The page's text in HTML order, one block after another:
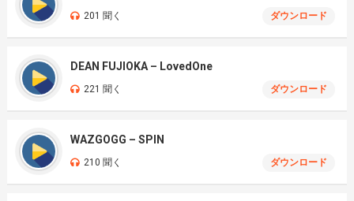
201 聞く ダウンロード
DEAN FUJIOKA – LovedOne
221 聞く ダウンロード
WAZGOGG – SPIN
210 聞く ダウンロード